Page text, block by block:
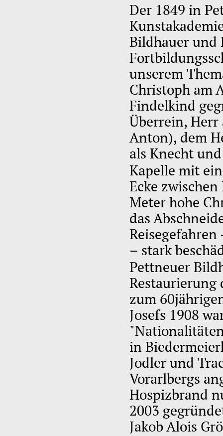
Der 1849 in
Bildhauer und
unserem
Christoph am
Findelkind
Überrein, Herr
Anton), dem
als Knecht
Kapelle mit
Ecke
Meter hohe
das
– stark
Pettneuer
Restaurierung
zum
Josefs 1908
in
Jodler und
Vorarlbergs
Hospizbrand
2003
Jakob Alois